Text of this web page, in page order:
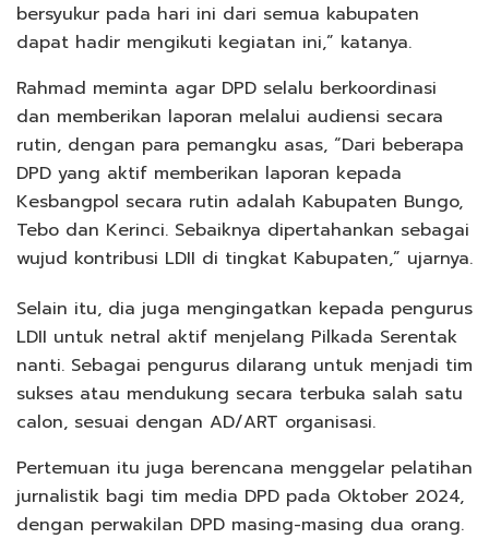
bersyukur pada hari ini dari semua kabupaten
dapat hadir mengikuti kegiatan ini,” katanya.
Rahmad meminta agar DPD selalu berkoordinasi
dan memberikan laporan melalui audiensi secara
rutin, dengan para pemangku asas, “Dari beberapa
DPD yang aktif memberikan laporan kepada
Kesbangpol secara rutin adalah Kabupaten Bungo,
Tebo dan Kerinci. Sebaiknya dipertahankan sebagai
wujud kontribusi LDII di tingkat Kabupaten,” ujarnya.
Selain itu, dia juga mengingatkan kepada pengurus
LDII untuk netral aktif menjelang Pilkada Serentak
nanti. Sebagai pengurus dilarang untuk menjadi tim
sukses atau mendukung secara terbuka salah satu
calon, sesuai dengan AD/ART organisasi.
Pertemuan itu juga berencana menggelar pelatihan
jurnalistik bagi tim media DPD pada Oktober 2024,
dengan perwakilan DPD masing-masing dua orang.